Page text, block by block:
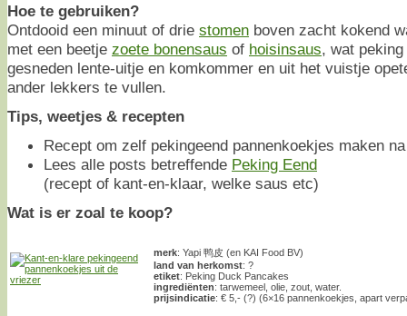
Hoe te gebruiken?
Ontdooid een minuut of drie stomen boven zacht kokend
met een beetje zoete bonensaus of hoisinsaus, wat
gesneden lente-uitje en komkommer en uit het vuistje
ander lekkers te vullen.
Tips, weetjes & recepten
Recept om zelf pekingeend pannenkoekjes maken
Lees alle posts betreffende Peking Eend
(recept of kant-en-klaar, welke saus etc)
Wat is er zoal te koop?
merk: Yapi 鸭皮 (en KAI Food BV)
land van herkomst: ?
etiket: Peking Duck Pancakes
ingrediënten: tarwemeel, olie, zout, water.
prijsindicatie: € 5,- (?) (6×16 pannenkoekjes, apart